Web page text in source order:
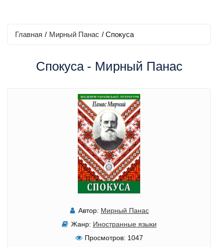
Главная / Мирный Панас / Спокуса
Спокуса - Мирный Панас
Автор: Мирный Панас
Жанр: Иностранные языки
Просмотров: 1047